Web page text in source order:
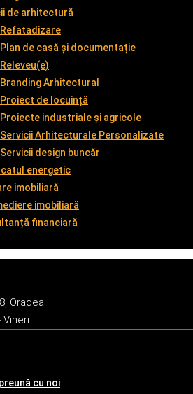
de arhitectură
Refatadizare
Plan de casă și documentație
Releveu(e)
Branding Arhitectural
Proiect de locuință
Proiecte industriale și agricole
Servicii Arhitecturale Personalizate
Servicii design buncăr
energetic
imobiliară
imobiliară
financiară
Oradea
Vineri
cu noi